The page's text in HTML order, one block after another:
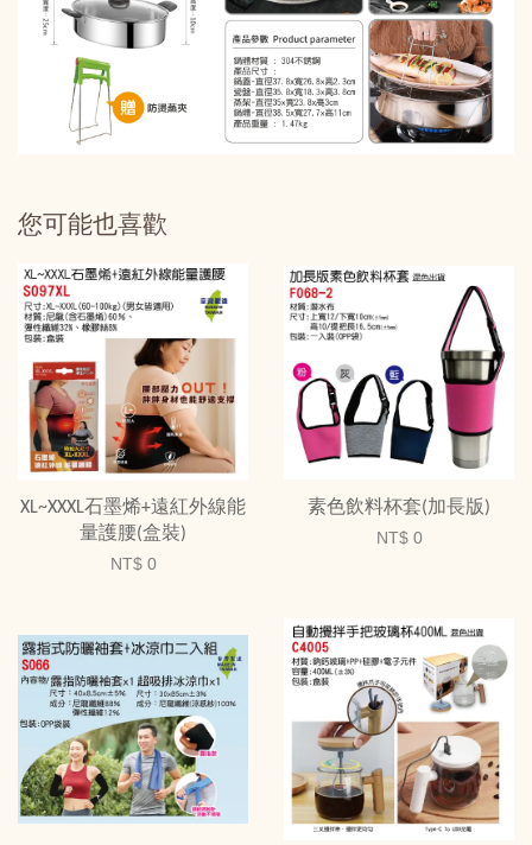
您可能也喜歡
XL~XXXL石墨烯+遠紅外線能
量護腰(盒裝)
NT$ 0
素色飲料杯套(加長版)
NT$ 0